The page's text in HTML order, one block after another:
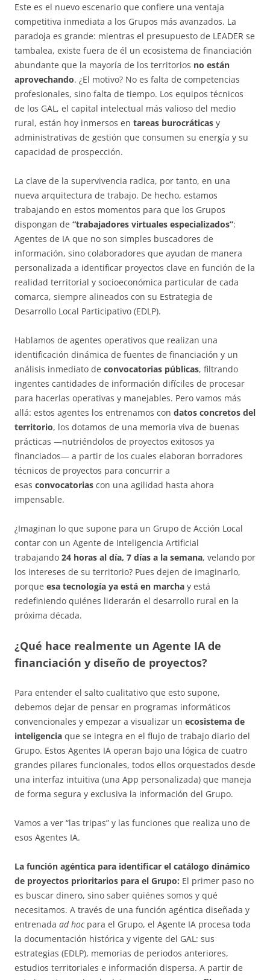
Este es el nuevo escenario que confiere una ventaja
competitiva inmediata a los Grupos más avanzados. La
paradoja es grande: mientras el presupuesto de LEADER se
tambalea, existe fuera de él un ecosistema de financiación
abundante que la mayoría de los territorios no están
aprovechando. ¿El motivo? No es falta de competencias
profesionales, sino falta de tiempo. Los equipos técnicos
de los GAL, el capital intelectual más valioso del medio
rural, están hoy inmersos en tareas burocráticas y
administrativas de gestión que consumen su energía y su
capacidad de prospección.
La clave de la supervivencia radica, por tanto, en una
nueva arquitectura de trabajo. De hecho, estamos
trabajando en estos momentos para que los Grupos
dispongan de “trabajadores virtuales especializados”:
Agentes de IA que no son simples buscadores de
información, sino colaboradores que ayudan de manera
personalizada a identificar proyectos clave en función de la
realidad territorial y socioeconómica particular de cada
comarca, siempre alineados con su Estrategia de
Desarrollo Local Participativo (EDLP).
Hablamos de agentes operativos que realizan una
identificación dinámica de fuentes de financiación y un
análisis inmediato de convocatorias públicas, filtrando
ingentes cantidades de información difíciles de procesar
para hacerlas operativas y manejables. Pero vamos más
allá: estos agentes los entrenamos con datos concretos del
territorio, los dotamos de una memoria viva de buenas
prácticas —nutriéndolos de proyectos exitosos ya
financiados— a partir de los cuales elaboran borradores
técnicos de proyectos para concurrir a
esas convocatorias con una agilidad hasta ahora
impensable.
¿Imaginan lo que supone para un Grupo de Acción Local
contar con un Agente de Inteligencia Artificial
trabajando 24 horas al día, 7 días a la semana, velando por
los intereses de su territorio? Pues dejen de imaginarlo,
porque esa tecnología ya está en marcha y está
redefiniendo quiénes liderarán el desarrollo rural en la
próxima década.
¿Qué hace realmente un Agente IA de
financiación y diseño de proyectos?
Para entender el salto cualitativo que esto supone,
debemos dejar de pensar en programas informáticos
convencionales y empezar a visualizar un ecosistema de
inteligencia que se integra en el flujo de trabajo diario del
Grupo. Estos Agentes IA operan bajo una lógica de cuatro
grandes pilares funcionales, todos ellos orquestados desde
una interfaz intuitiva (una App personalizada) que maneja
de forma segura y exclusiva la información del Grupo.
Vamos a ver “las tripas” y las funciones que realiza uno de
esos Agentes IA.
La función agéntica para identificar el catálogo dinámico
de proyectos prioritarios para el Grupo: El primer paso no
es buscar dinero, sino saber quiénes somos y qué
necesitamos. A través de una función agéntica diseñada y
entrenada ad hoc para el Grupo, el Agente IA procesa toda
la documentación histórica y vigente del GAL: sus
estrategias (EDLP), memorias de periodos anteriores,
estudios territoriales e información dispersa. A partir de